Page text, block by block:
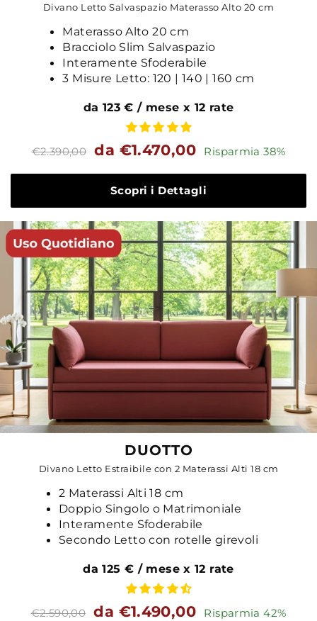
Divano Letto Salvaspazio Materasso Alto 20 cm
Materasso Alto 20 cm
Bracciolo Slim Salvaspazio
Interamente Sfoderabile
3 Misure Letto: 120 | 140 | 160 cm
da 123 € / mese x 12 rate
Prezzo
standard
€2.390,00 Prezzo
da €1.470,00 Risparmia 38%
Scopri i Dettagli
DUOTTO
Divano Letto Estraibile con 2 Materassi Alti 18 cm
2 Materassi Alti 18 cm
Doppio Singolo o Matrimoniale
Interamente Sfoderabile
Secondo Letto con rotelle girevoli
da 125 € / mese x 12 rate
Prezzo
€2.590,00 Prezzo
da €1.490,00 Risparmia 42%